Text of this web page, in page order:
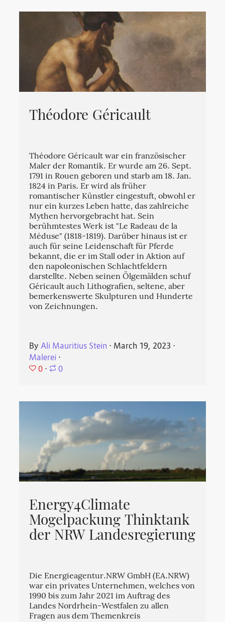
Théodore Géricault
Théodore Géricault war ein französischer
Maler der Romantik. Er wurde am 26. Sept.
1791 in Rouen geboren und starb am 18. Jan.
1824 in Paris. Er wird als früher
romantischer Künstler eingestuft, obwohl er
nur ein kurzes Leben hatte, das zahlreiche
Mythen hervorgebracht hat. Sein
berühmtestes Werk ist "Le Radeau de la
Méduse" (1818-1819). Darüber hinaus ist er
auch für seine Leidenschaft für Pferde
bekannt, die er im Stall oder in Aktion auf
den napoleonischen Schlachtfeldern
darstellte. Neben seinen Ölgemälden schuf
Géricault auch Lithografien, seltene, aber
bemerkenswerte Skulpturen und Hunderte
von Zeichnungen.
ByAli Mauritius Stein ⋅ March 19, 2023 ⋅
Malerei ⋅
0 ⋅ 0
Energy4Climate
Mogelpackung Thinktank
der NRW Landesregierung
Die Energieagentur.NRW GmbH (EA.NRW)
war ein privates Unternehmen, welches von
1990 bis zum Jahr 2021 im Auftrag des
Landes Nordrhein-Westfalen zu allen
Fragen aus dem Themenkreis